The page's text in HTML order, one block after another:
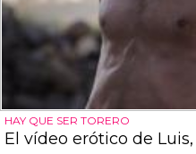
HAY QUE SER TORERO
El vídeo erótico de